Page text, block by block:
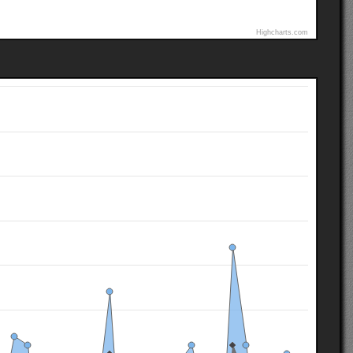
Highcharts.com